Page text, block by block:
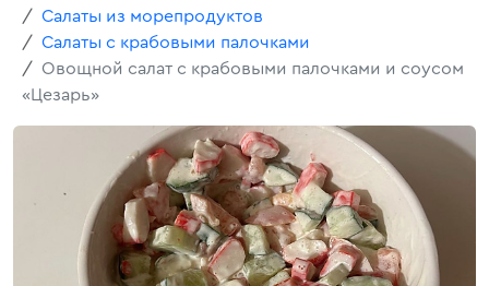
Салаты из морепродуктов
Салаты с крабовыми палочками
Овощной салат с крабовыми палочками и соусом
«Цезарь»